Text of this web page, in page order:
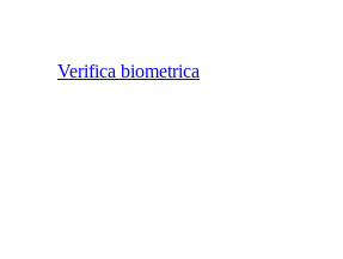
Verifica biometrica